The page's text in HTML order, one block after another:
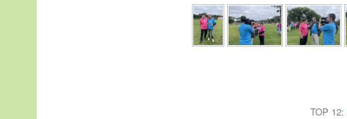
TOP 12: